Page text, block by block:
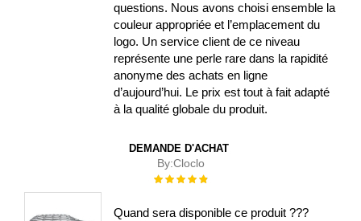
questions. Nous avons choisi ensemble la
couleur appropriée et l’emplacement du
logo. Un service client de ce niveau
représente une perle rare dans la rapidité
anonyme des achats en ligne
d’aujourd’hui. Le prix est tout à fait adapté
à la qualité globale du produit.
DEMANDE D'ACHAT
By:Cloclo
Évaluation :
Quand sera disponible ce produit ???